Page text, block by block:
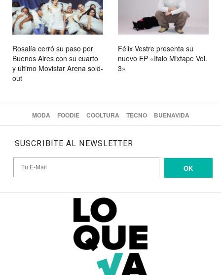
Rosalía cerró su paso por
Buenos Aires con su cuarto
y último Movistar Arena sold-
out
Félix Vestre presenta su
nuevo EP «Italo Mixtape Vol.
3»
MODA FOODIE COOLTURA TECNO BUENAVIDA
SUSCRIBITE AL NEWSLETTER
OK